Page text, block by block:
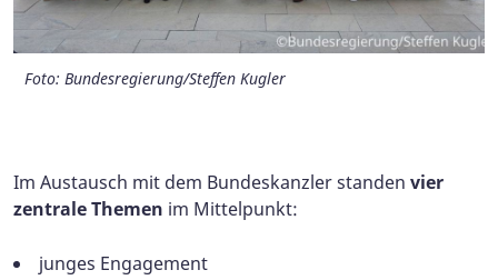
Foto: Bundesregierung/Steffen Kugler
Im Austausch mit dem Bundeskanzler standen vier
zentrale Themen im Mittelpunkt:
junges Engagement